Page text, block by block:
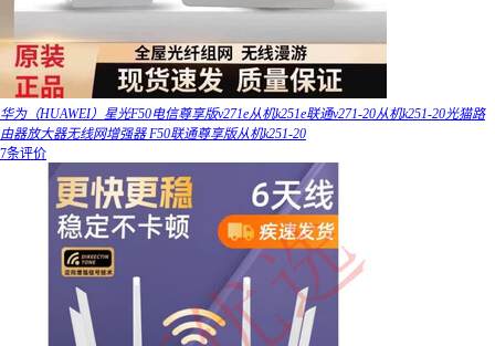
华为（HUAWEI）星光F50电信尊享版v271e从机k251e联通v271-20从机k251-20光猫路
由器放大器无线网增强器 F50联通尊享版从机k251-20
7条评价